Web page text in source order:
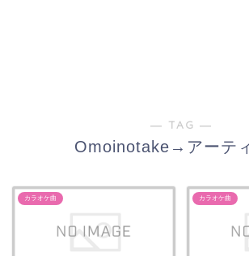
― TAG ―
Omoinotake→アーテ
カラオケ曲 カラオケ曲